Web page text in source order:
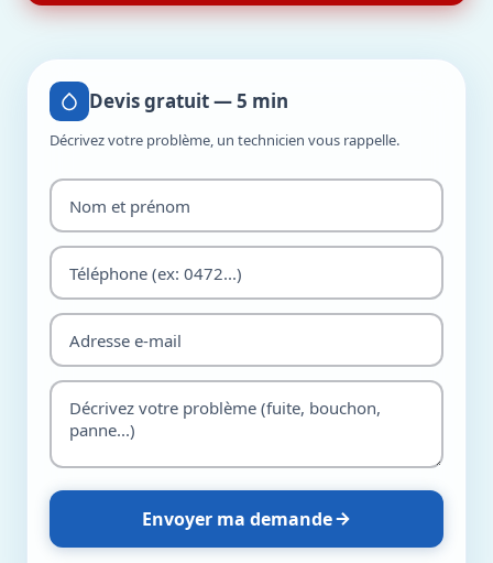
Devis gratuit — 5 min
Décrivez votre problème, un technicien vous rappelle.
Envoyer ma demande